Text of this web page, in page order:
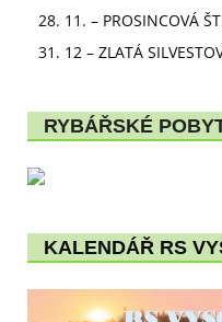
28. 11. – PROSINCOVÁ
31. 12 – ZLATÁ
RYBÁŘSKÉ
KALENDÁŘ RS